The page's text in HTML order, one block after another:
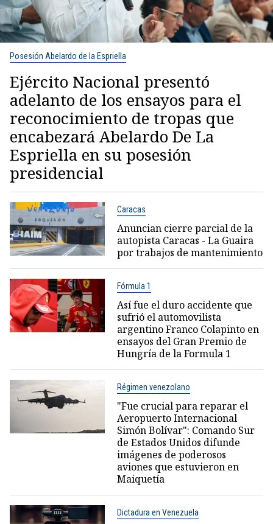
Posesión Abelardo de la Espriella
Ejército Nacional presentó
adelanto de los ensayos para el
reconocimiento de tropas que
encabezará Abelardo De La
Espriella en su posesión
presidencial
Caracas
Anuncian cierre parcial de la
autopista Caracas - La Guaira
por trabajos de mantenimiento
Fórmula 1
Así fue el duro accidente que
sufrió el automovilista
argentino Franco Colapinto en
ensayos del Gran Premio de
Hungría de la Formula 1
Régimen venezolano
"Fue crucial para reparar el
Aeropuerto Internacional
Simón Bolívar": Comando Sur
de Estados Unidos difunde
imágenes de poderosos
aviones que estuvieron en
Maiquetía
Dictadura en Venezuela